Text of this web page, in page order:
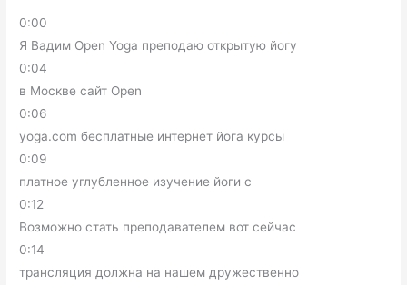
0:00
Я Вадим Open Yoga преподаю открытую йогу
0:04
в Москве сайт Open
0:06
yoga.com бесплатные интернет йога курсы
0:09
платное углубленное изучение йоги с
0:12
Возможно стать преподавателем вот сейчас
0:14
трансляция должна на нашем дружественно